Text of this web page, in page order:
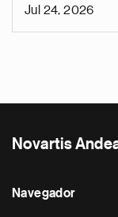
Jul 24, 2026
Novartis
Navegador